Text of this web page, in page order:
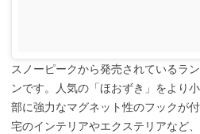
スノーピークから発売されているラ
ンです。人気の「ほおずき」をより
部に強力なマグネット性のフックが
宅のインテリアやエクステリアなど